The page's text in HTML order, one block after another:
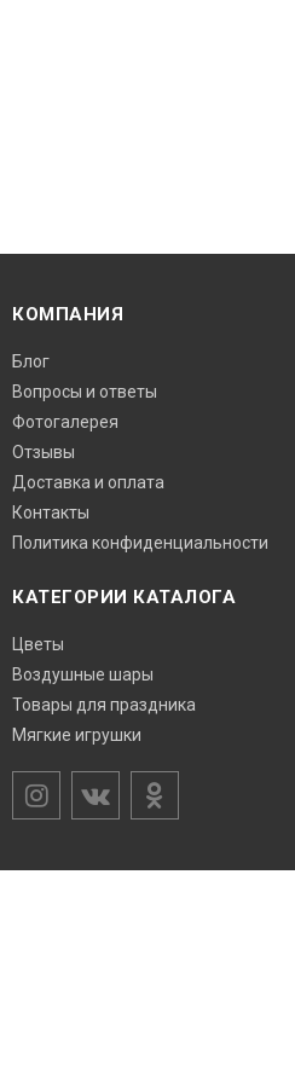
КОМПАНИЯ
Блог
Вопросы и ответы
Фотогалерея
Отзывы
Доставка и оплата
Контакты
Политика конфиденциальности
КАТЕГОРИИ КАТАЛОГА
Цветы
Воздушные шары
Товары для праздника
Мягкие игрушки